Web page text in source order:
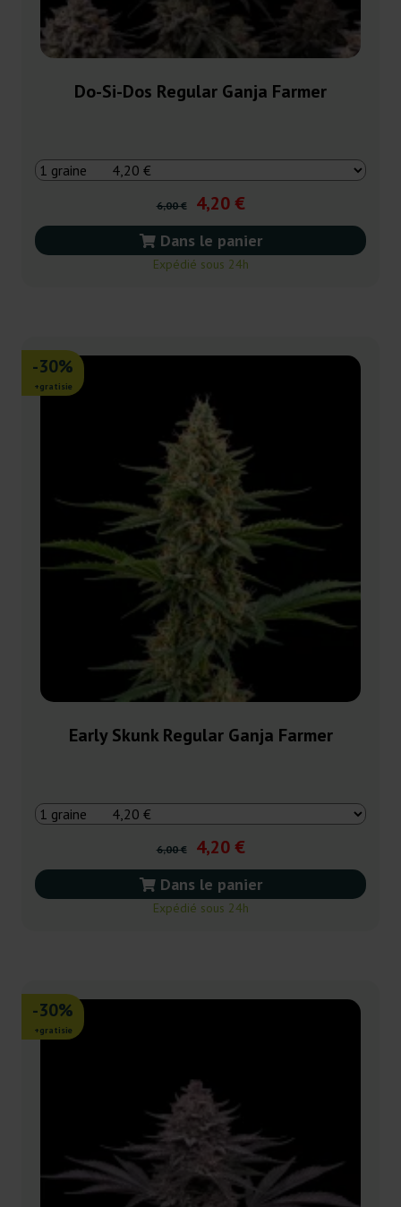
Do-Si-Dos Regular Ganja Farmer
6,00 € 4,20 €
Dans le panier
Expédié sous 24h
-30%
+gratisie
Early Skunk Regular Ganja Farmer
6,00 € 4,20 €
Dans le panier
Expédié sous 24h
-30%
+gratisie